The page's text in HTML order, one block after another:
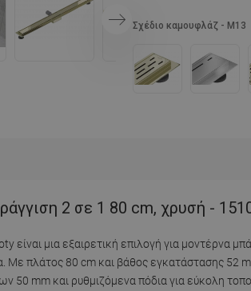
Σχέδιο καμουφλάζ - M13
2 σε 1 80 cm, χρυσή -
είναι μια εξαιρετική επιλογή για μοντέρνα
Με πλάτος 80 cm και βάθος εγκατάστασης
50 mm και ρυθμιζόμενα πόδια για εύκολη